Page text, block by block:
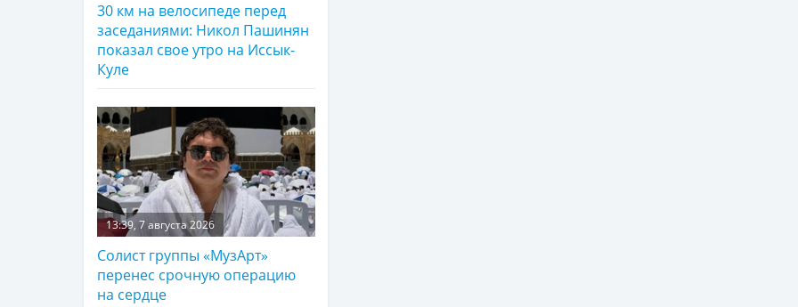
30 км на велосипеде перед
заседаниями: Никол Пашинян
показал свое утро на Иссык-
Куле
13:39, 7 августа 2026
Солист группы «МузАрт»
перенес срочную операцию
на сердце